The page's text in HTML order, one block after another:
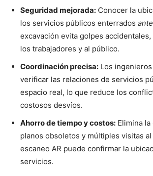
Seguridad mejorada: Conocer la
los servicios públicos enterrados
excavación evita golpes
los trabajadores y al público.
Coordinación precisa: Los
verificar las relaciones de servicios
espacio real, lo que reduce los
costosos desvíos.
Ahorro de tiempo y costos: Elimina
planos obsoletos y múltiples visitas
escaneo AR puede confirmar la
servicios.